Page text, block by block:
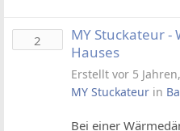
2
MY Stuckateur
Hauses
Erstellt vor 5
MY Stuckateurin
Bei einer